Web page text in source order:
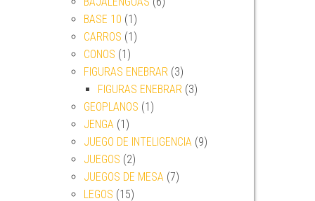
BASE 10 (1)
CARROS (1)
CONOS (1)
FIGURAS ENEBRAR (3)
FIGURAS ENEBRAR (3)
GEOPLANOS (1)
JENGA (1)
JUEGO DE INTELIGENCIA (9)
JUEGOS (2)
JUEGOS DE MESA (7)
LEGOS (15)